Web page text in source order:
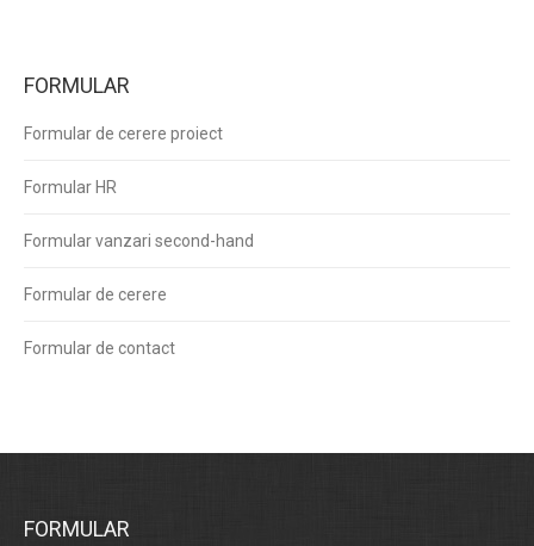
FORMULAR
Formular de cerere proiect
Formular HR
Formular vanzari second-hand
Formular de cerere
Formular de contact
FORMULAR